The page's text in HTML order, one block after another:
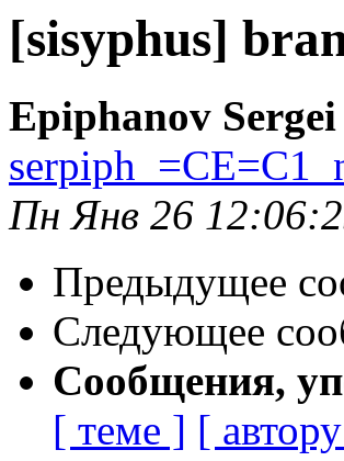
[sisyphus]
Epiphanov Sergei
Пн Янв 26
Предыдущее
Следующее
Сообщения,
[ теме ] [